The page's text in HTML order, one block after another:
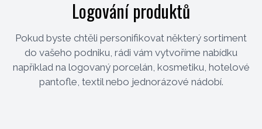
Logování produktů
Pokud byste chtěli personifikovat některý sortiment
do vašeho podniku, rádi vám vytvoříme nabídku
například na logovaný porcelán, kosmetiku, hotelové
pantofle, textil nebo jednorázové nádobí.